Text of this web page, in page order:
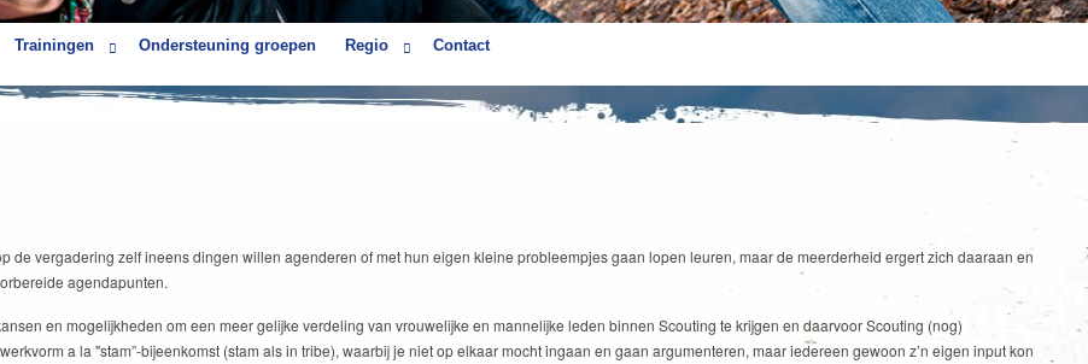
Trainingen Ondersteuning groepen Regio Contact
de vergadering zelf ineens dingen willen agenderen of met hun eigen kleine probleempjes gaan lopen leuren, maar de meerderheid ergert zich daaraan en
agendapunten.
en mogelijkheden om een meer gelijke verdeling van vrouwelijke en mannelijke leden binnen Scouting te krijgen en daarvoor Scouting (nog)
a la "stam”-bijeenkomst (stam als in tribe), waarbij je niet op elkaar mocht ingaan en gaan argumenteren, maar iedereen gewoon z’n eigen input kon